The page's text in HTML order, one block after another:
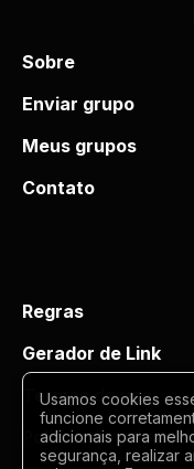
Sobre
Enviar grupo
Meus grupos
Contato
Regras
Gerador de Link
Termos de uso
Politica de
Usamos cookies
funcione
adicionais para
segurança, realizar